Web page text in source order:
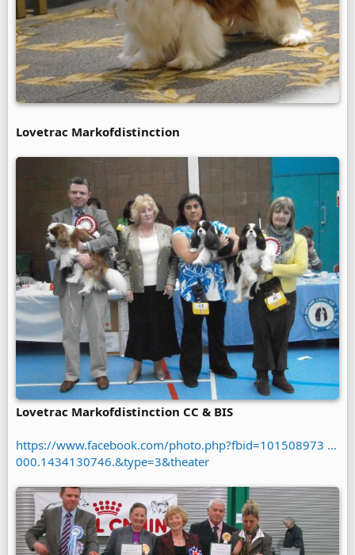
Lovetrac Markofdistinction
Lovetrac Markofdistinction CC & BIS
https://www.facebook.com/photo.php?fbid=101508973 ...
000.1434130746.&type=3&theater